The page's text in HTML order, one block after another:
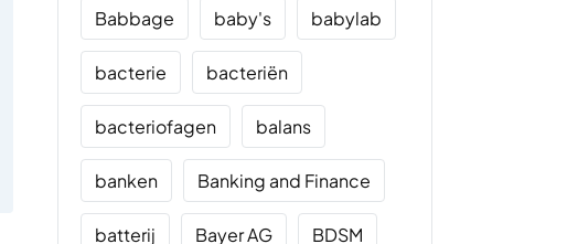
Babbage baby's babylab
bacterie bacteriën
bacteriofagen balans
banken Banking and Finance
batterij Bayer AG BDSM